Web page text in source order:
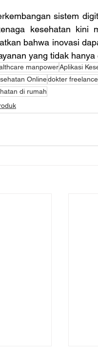
sistem
kesehatan kini
bahwa inovasi
yang tidak
manpowerAplikasi
Onlinedokter freelance
di rumah